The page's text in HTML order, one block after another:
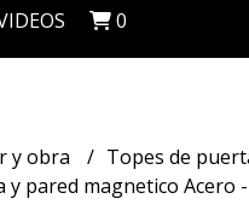
0
y obra
Topes de
y pared magnetico Acero